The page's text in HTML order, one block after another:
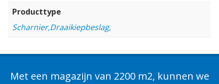
Producttype
Scharnier,Draaikiepbeslag,
Met een magazijn van 2200 m2, kunnen we